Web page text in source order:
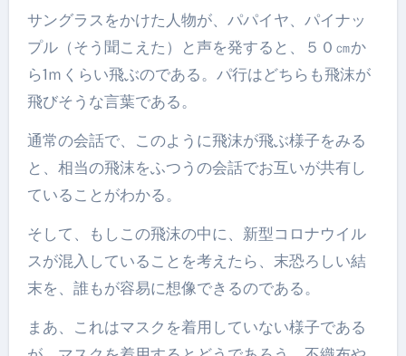
サングラスをかけた人物が、パパイヤ、パイナッ
プル（そう聞こえた）と声を発すると、５０㎝か
ら1ｍくらい飛ぶのである。パ行はどちらも飛沫が
飛びそうな言葉である。
通常の会話で、このように飛沫が飛ぶ様子をみる
と、相当の飛沫をふつうの会話でお互いが共有し
ていることがわかる。
そして、もしこの飛沫の中に、新型コロナウイル
スが混入していることを考えたら、末恐ろしい結
末を、誰もが容易に想像できるのである。
まあ、これはマスクを着用していない様子である